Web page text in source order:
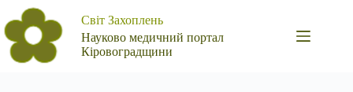
Перейти
до
вмісту
Світ Захоплень
Науково медичний портал
Кіровоградщини